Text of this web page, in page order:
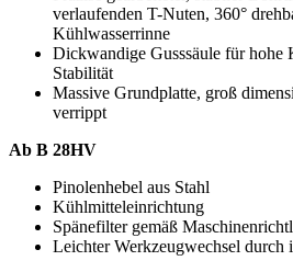
verlaufenden T-Nuten, 360°
Kühlwasserrinne
Dickwandige Gusssäule für hohe
Stabilität
Massive Grundplatte, groß
verrippt
Ab B 28HV
Pinolenhebel aus Stahl
Kühlmitteleinrichtung
Spänefilter gemäß
Leichter Werkzeugwechsel durch